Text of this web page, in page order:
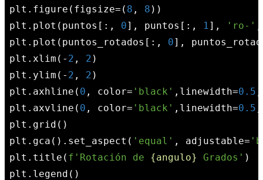
plt.figure(figsize=( 8 , 8 ))
plt.plot(puntos[:, 0], puntos[:, 1 ], 'ro-'
plt.plot(puntos_rotados[:, 0],
plt.xlim(- 2 , 2 )
plt.ylim(- 2 , 2 )
plt.axhline( 0 , color= 'black' ,linewidth=0.5
plt.axvline( 0 , color= 'black' ,linewidth=0.5
plt.grid()
plt.gca().set_aspect( 'equal' , adjustable=
plt.title( f'Rotación de {angulo} Grados' )
plt.legend()